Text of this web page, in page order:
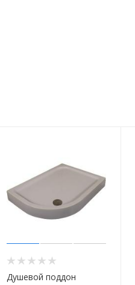
Душевой поддон